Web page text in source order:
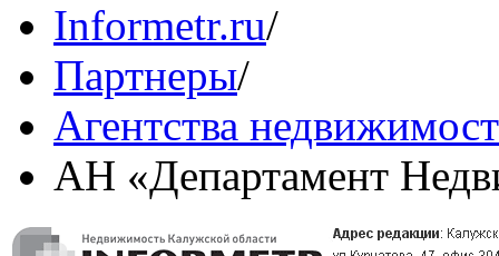
Informetr.ru/
Партнеры/
Агентства
АН «Департамент